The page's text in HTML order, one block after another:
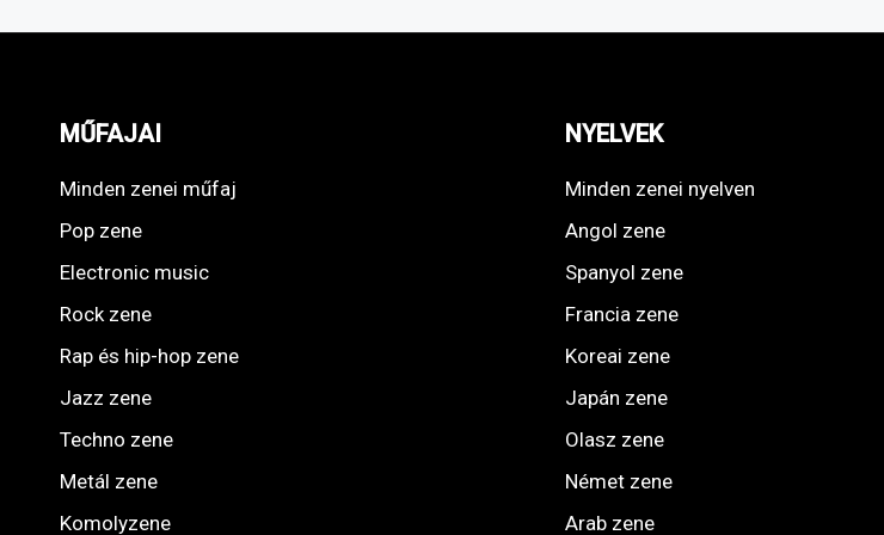
MŰFAJAI
Minden zenei műfaj
Pop zene
Electronic music
Rock zene
Rap és hip-hop zene
Jazz zene
Techno zene
Metál zene
Komolyzene
NYELVEK
Minden zenei nyelven
Angol zene
Spanyol zene
Francia zene
Koreai zene
Japán zene
Olasz zene
Német zene
Arab zene